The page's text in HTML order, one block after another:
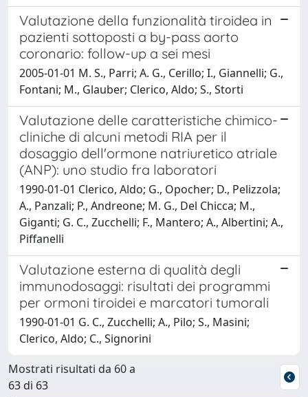
Valutazione della funzionalità tiroidea in
pazienti sottoposti a by-pass aorto
coronario: follow-up a sei mesi
2005-01-01 M. S., Parri; A. G., Cerillo; I., Giannelli; G.,
Fontani; M., Glauber; Clerico, Aldo; S., Storti
Valutazione delle caratteristiche chimico-
cliniche di alcuni metodi RIA per il
dosaggio dell'ormone natriuretico atriale
(ANP): uno studio fra laboratori
1990-01-01 Clerico, Aldo; G., Opocher; D., Pelizzola;
A., Panzali; P., Andreone; M. G., Del Chicca; M.,
Giganti; G. C., Zucchelli; F., Mantero; A., Albertini; A.,
Piffanelli
Valutazione esterna di qualità degli
immunodosaggi: risultati dei programmi
per ormoni tiroidei e marcatori tumorali
1990-01-01 G. C., Zucchelli; A., Pilo; S., Masini;
Clerico, Aldo; C., Signorini
Mostrati risultati da 60 a
63 di 63